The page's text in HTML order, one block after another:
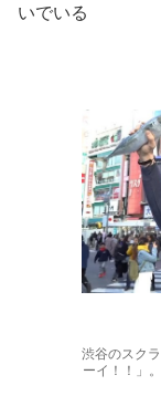
いでいる
渋谷のスク
ーイ！！」